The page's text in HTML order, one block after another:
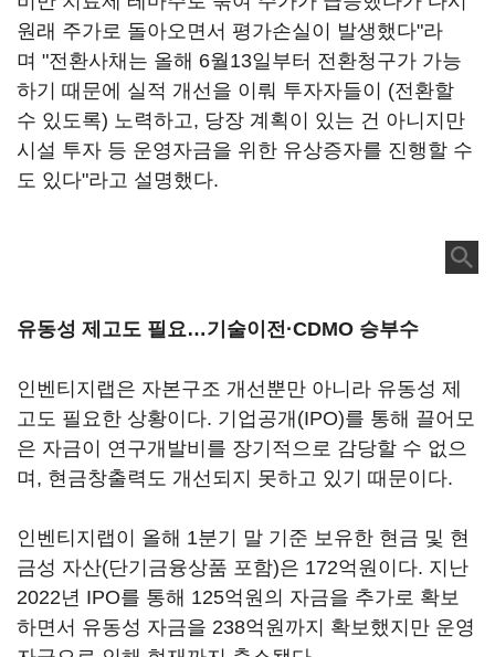
원래 주가로 돌아오면서 평가손실이 발생했다"라
며 "전환사채는 올해 6월13일부터 전환청구가 가능
하기 때문에 실적 개선을 이뤄 투자자들이 (전환할
수 있도록) 노력하고, 당장 계획이 있는 건 아니지만
시설 투자 등 운영자금을 위한 유상증자를 진행할 수
도 있다"라고 설명했다.
유동성 제고도 필요…기술이전·CDMO 승부수
인벤티지랩은 자본구조 개선뿐만 아니라 유동성 제
고도 필요한 상황이다. 기업공개(IPO)를 통해 끌어모
은 자금이 연구개발비를 장기적으로 감당할 수 없으
며, 현금창출력도 개선되지 못하고 있기 때문이다.
인벤티지랩이 올해 1분기 말 기준 보유한 현금 및 현
금성 자산(단기금융상품 포함)은 172억원이다. 지난
2022년 IPO를 통해 125억원의 자금을 추가로 확보
하면서 유동성 자금을 238억원까지 확보했지만 운영